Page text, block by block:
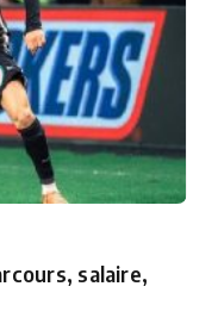
salaire,